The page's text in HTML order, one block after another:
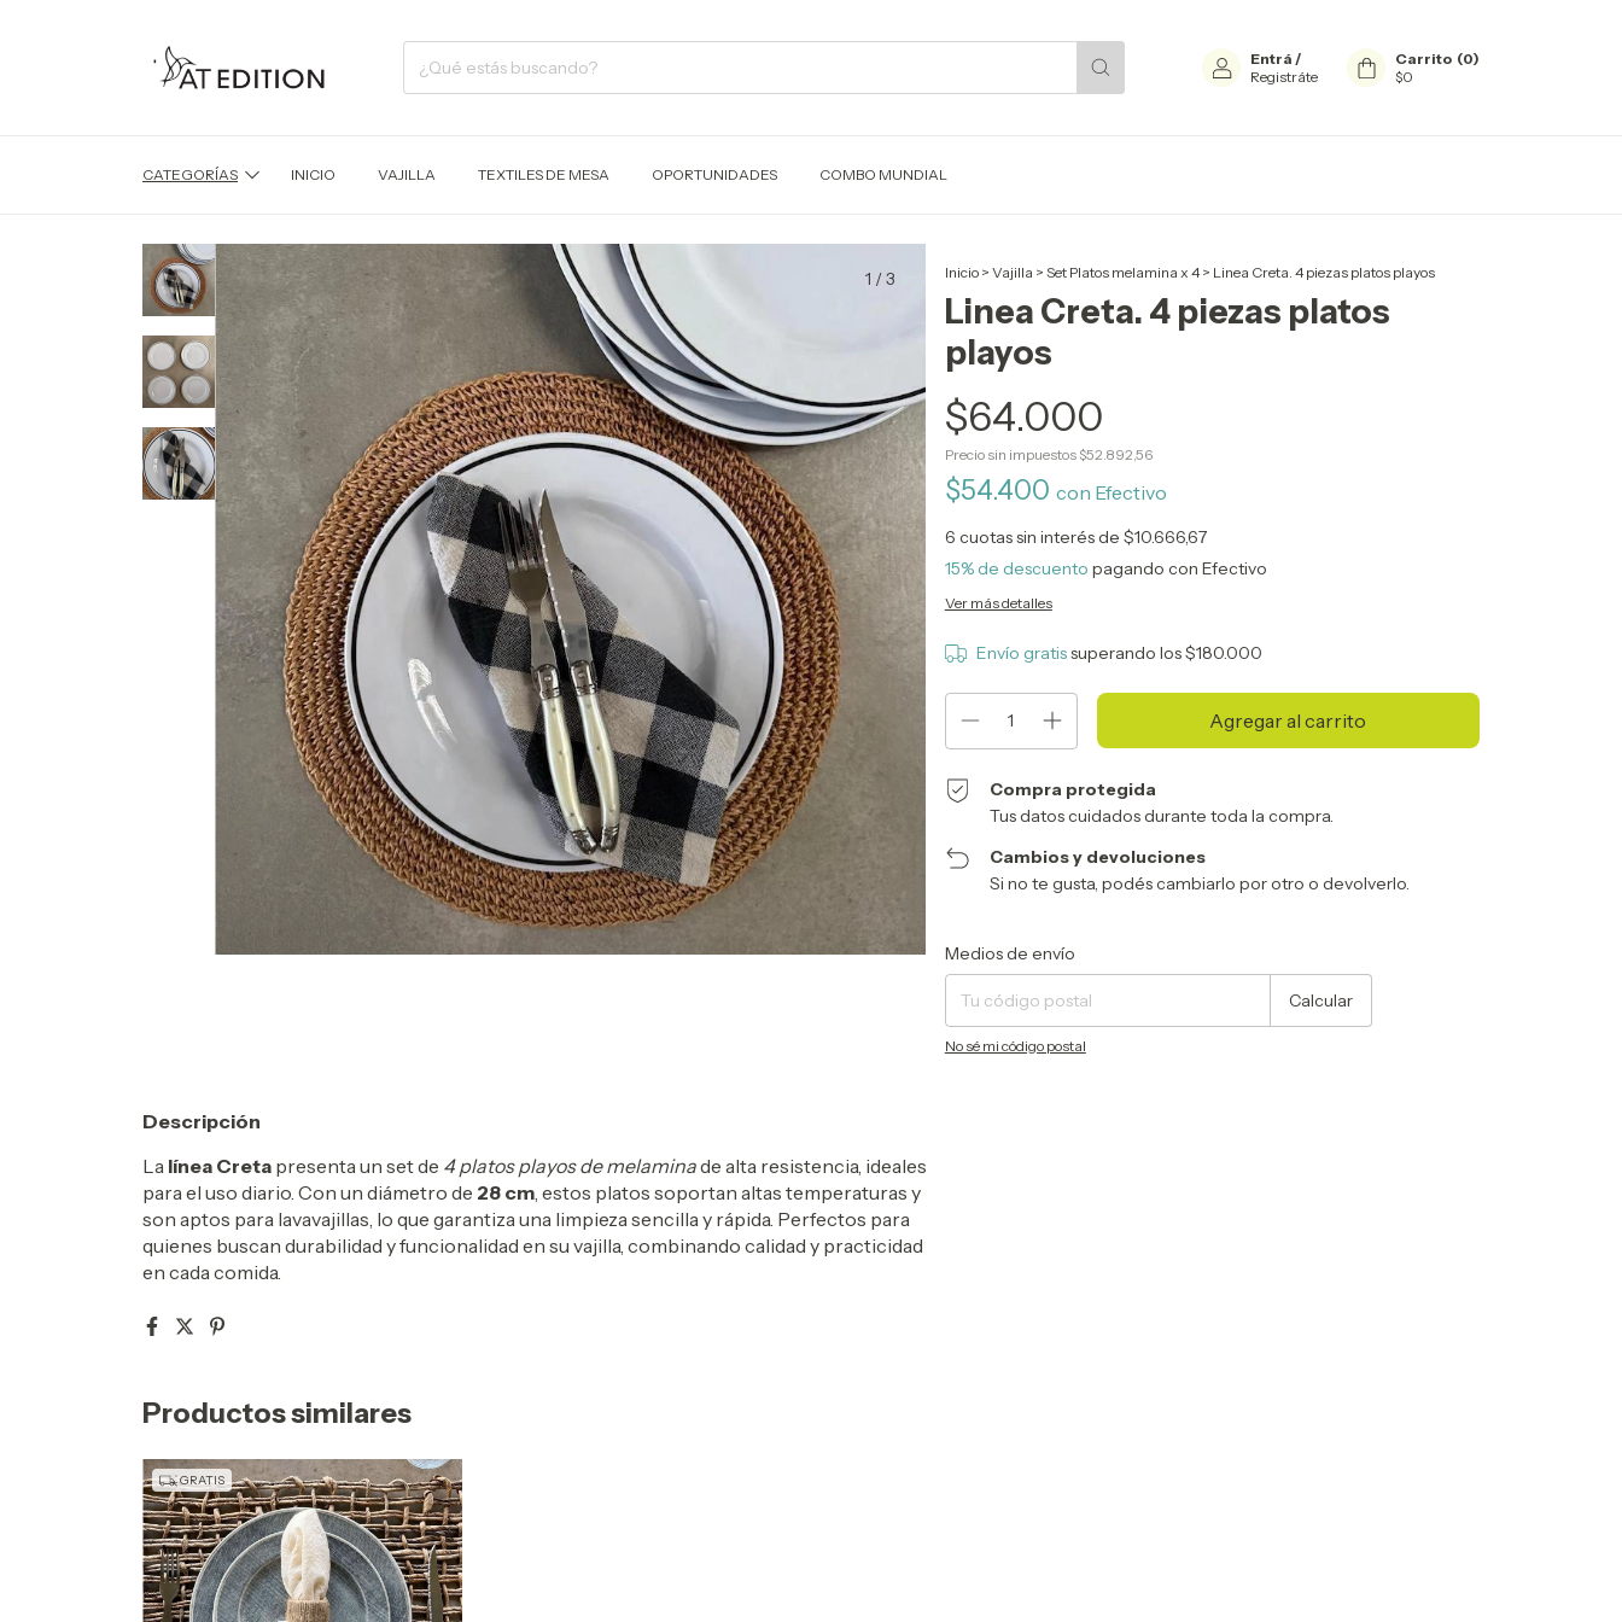
Entrá /
Registráte
Carrito (0)
$0
CATEGORÍAS INICIO VAJILLA TEXTILES DE MESA OPORTUNIDADES COMBO MUNDIAL
1 /3 Inicio > Vajilla > Set Platos melamina x 4 > Linea Creta. 4 piezas platos playos
Linea Creta. 4 piezas platos
playos
$64.000
Precio sin impuestos $52.892,56
$54.400 con Efectivo
6 cuotas sin interés de $10.666,67
15% de descuento pagando con Efectivo
Ver más detalles
Envío gratissuperando los$180.000
Compra protegida
Tus datos cuidados durante toda la compra.
Cambios y devoluciones
Si no te gusta, podés cambiarlo por otro o devolverlo.
Entregas para el CP:
Medios de envío
Calcular
No sé mi código postal
Descripción
La línea Creta presenta un set de 4 platos playos de melaminade alta resistencia, ideales
para el uso diario. Con un diámetro de 28 cm , estos platos soportan altas temperaturas y
son aptos para lavavajillas, lo que garantiza una limpieza sencilla y rápida. Perfectos para
quienes buscan durabilidad y funcionalidad en su vajilla, combinando calidad y practicidad
en cada comida.
Productos similares
GRATIS